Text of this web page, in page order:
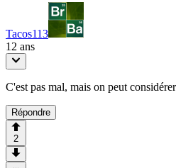
Tacos113
12 ans
C'est pas mal, mais on peut
Répondre
2